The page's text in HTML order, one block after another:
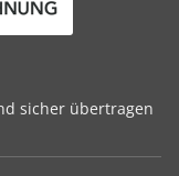
sicher übertragen